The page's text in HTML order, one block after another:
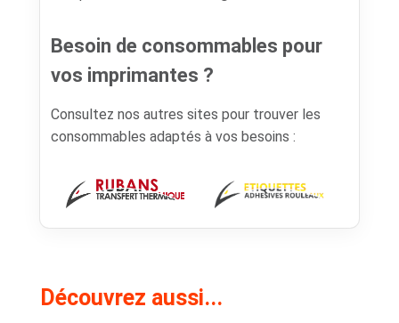
Besoin de consommables pour
vos imprimantes ?
Consultez nos autres sites pour trouver les
consommables adaptés à vos besoins :
Découvrez aussi...